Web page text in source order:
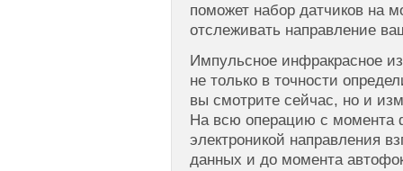
поможет набор датчиков на
отслеживать направление
Импульсное инфракрасное
не только в точности
вы смотрите сейчас, но и
На всю операцию с момента
электроникой направления
данных и до момента